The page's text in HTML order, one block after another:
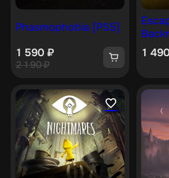
Phasmophobia [PS5]
2 190₽
1 590 ₽
1